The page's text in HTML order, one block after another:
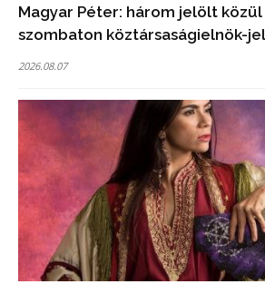
Magyar Péter: három jelölt
szombaton köztársaságielnök-
2026.08.07